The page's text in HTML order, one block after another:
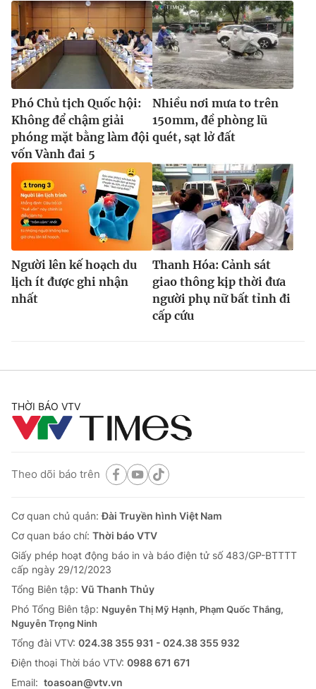
Phó Chủ tịch Quốc hội:
Không để chậm giải
phóng mặt bằng làm đội
vốn Vành đai 5
Nhiều nơi mưa to trên
150mm, đề phòng lũ
quét, sạt lở đất
Người lên kế hoạch du
lịch ít được ghi nhận
nhất
Thanh Hóa: Cảnh sát
giao thông kịp thời đưa
người phụ nữ bất tỉnh đi
cấp cứu
THỜI BÁO VTV
Theo dõi báo trên
Cơ quan chủ quản:Đài Truyền hình Việt Nam
Cơ quan báo chí: Thời báo VTV
Giấy phép hoạt động báo in và báo điện tử số 483/GP-BTTTT
cấp ngày 29/12/2023
Tổng Biên tập: Vũ Thanh Thủy
Phó Tổng Biên tập: Nguyễn Thị Mỹ Hạnh, Phạm Quốc Thắng,
Nguyễn Trọng Ninh
Tổng đài VTV: 024.38 355 931 - 024.38 355 932
Ðiện thoại Thời báo VTV: 0988 671 671
Email: toasoan@vtv.vn